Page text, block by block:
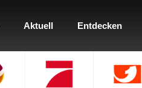
Aktuell Entdecken